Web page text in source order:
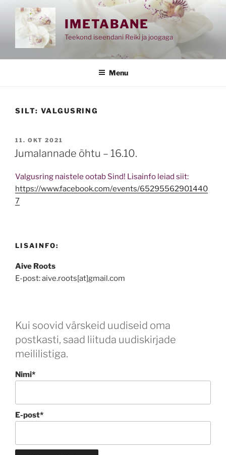
IMETABANE
Teekond iseendani Reiki ja joogaga
Menu
SILT: VALGUSRING
POSTED
ON
11. OKT 2021
Jumalannade õhtu – 16.10.
Valgusring naistele ootab Sind! Lisainfo leiad siit:
https://www.facebook.com/events/65295562901440
7
LISAINFO:
Aive Roots
E-post: aive.roots[at]gmail.com
Kui soovid värskeid uudiseid oma
postkasti, saad liituda uudiskirjade
meililistiga.
Nimi*
E-post*